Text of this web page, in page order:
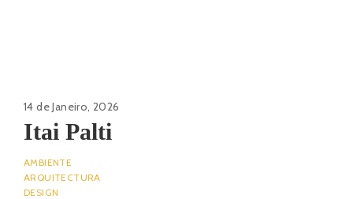
14 de Janeiro, 2026
Itai Palti
AMBIENTE
ARQUITECTURA
DESIGN